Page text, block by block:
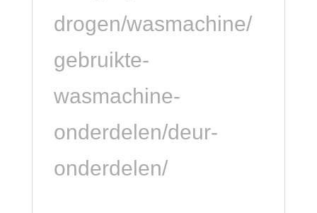
drogen/wasmachine/
gebruikte-
wasmachine-
onderdelen/deur-
onderdelen/